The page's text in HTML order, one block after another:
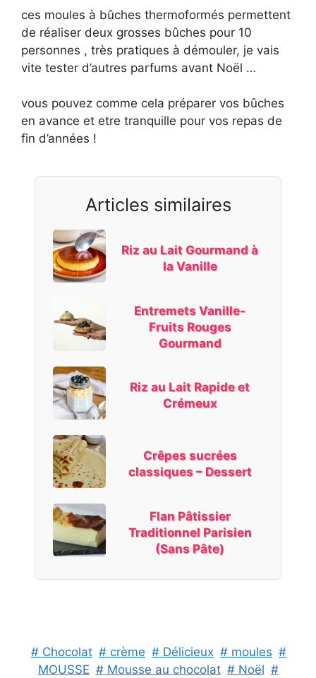
ces moules à bûches thermoformés permettent
de réaliser deux grosses bûches pour 10
personnes , très pratiques à démouler, je vais
vite tester d’autres parfums avant Noël …
vous pouvez comme cela préparer vos bûches
en avance et etre tranquille pour vos repas de
fin d’années !
Articles similaires
Riz au Lait Gourmand à
la Vanille
Entremets Vanille-
Fruits Rouges
Gourmand
Riz au Lait Rapide et
Crémeux
Crêpes sucrées
classiques – Dessert
Flan Pâtissier
Traditionnel Parisien
(Sans Pâte)
# Chocolat # crème # Délicieux # moules #
MOUSSE # Mousse au chocolat # Noël #